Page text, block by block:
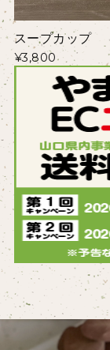
スープカップ
¥3,800